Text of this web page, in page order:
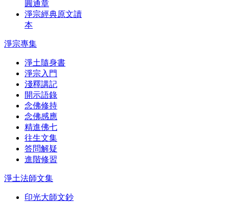
圓通章
淨宗經典原文讀
本
淨宗專集
淨土隨身書
淨宗入門
淺釋講記
開示語錄
念佛修持
念佛感應
精進佛七
往生文集
答問解疑
進階修習
淨土法師文集
印光大師文鈔